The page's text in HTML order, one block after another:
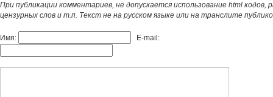
При публикации комментариев, не допускается использование html кодов,
цензурных слов и т.п. Текст не на русском языке или на транслите
Имя: E-mail: